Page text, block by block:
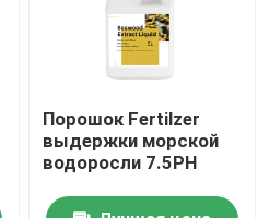
Порошок Fertilzer
выдержки морской
водоросли 7.5PH